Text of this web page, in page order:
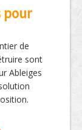
pour
de
sont
Ableiges